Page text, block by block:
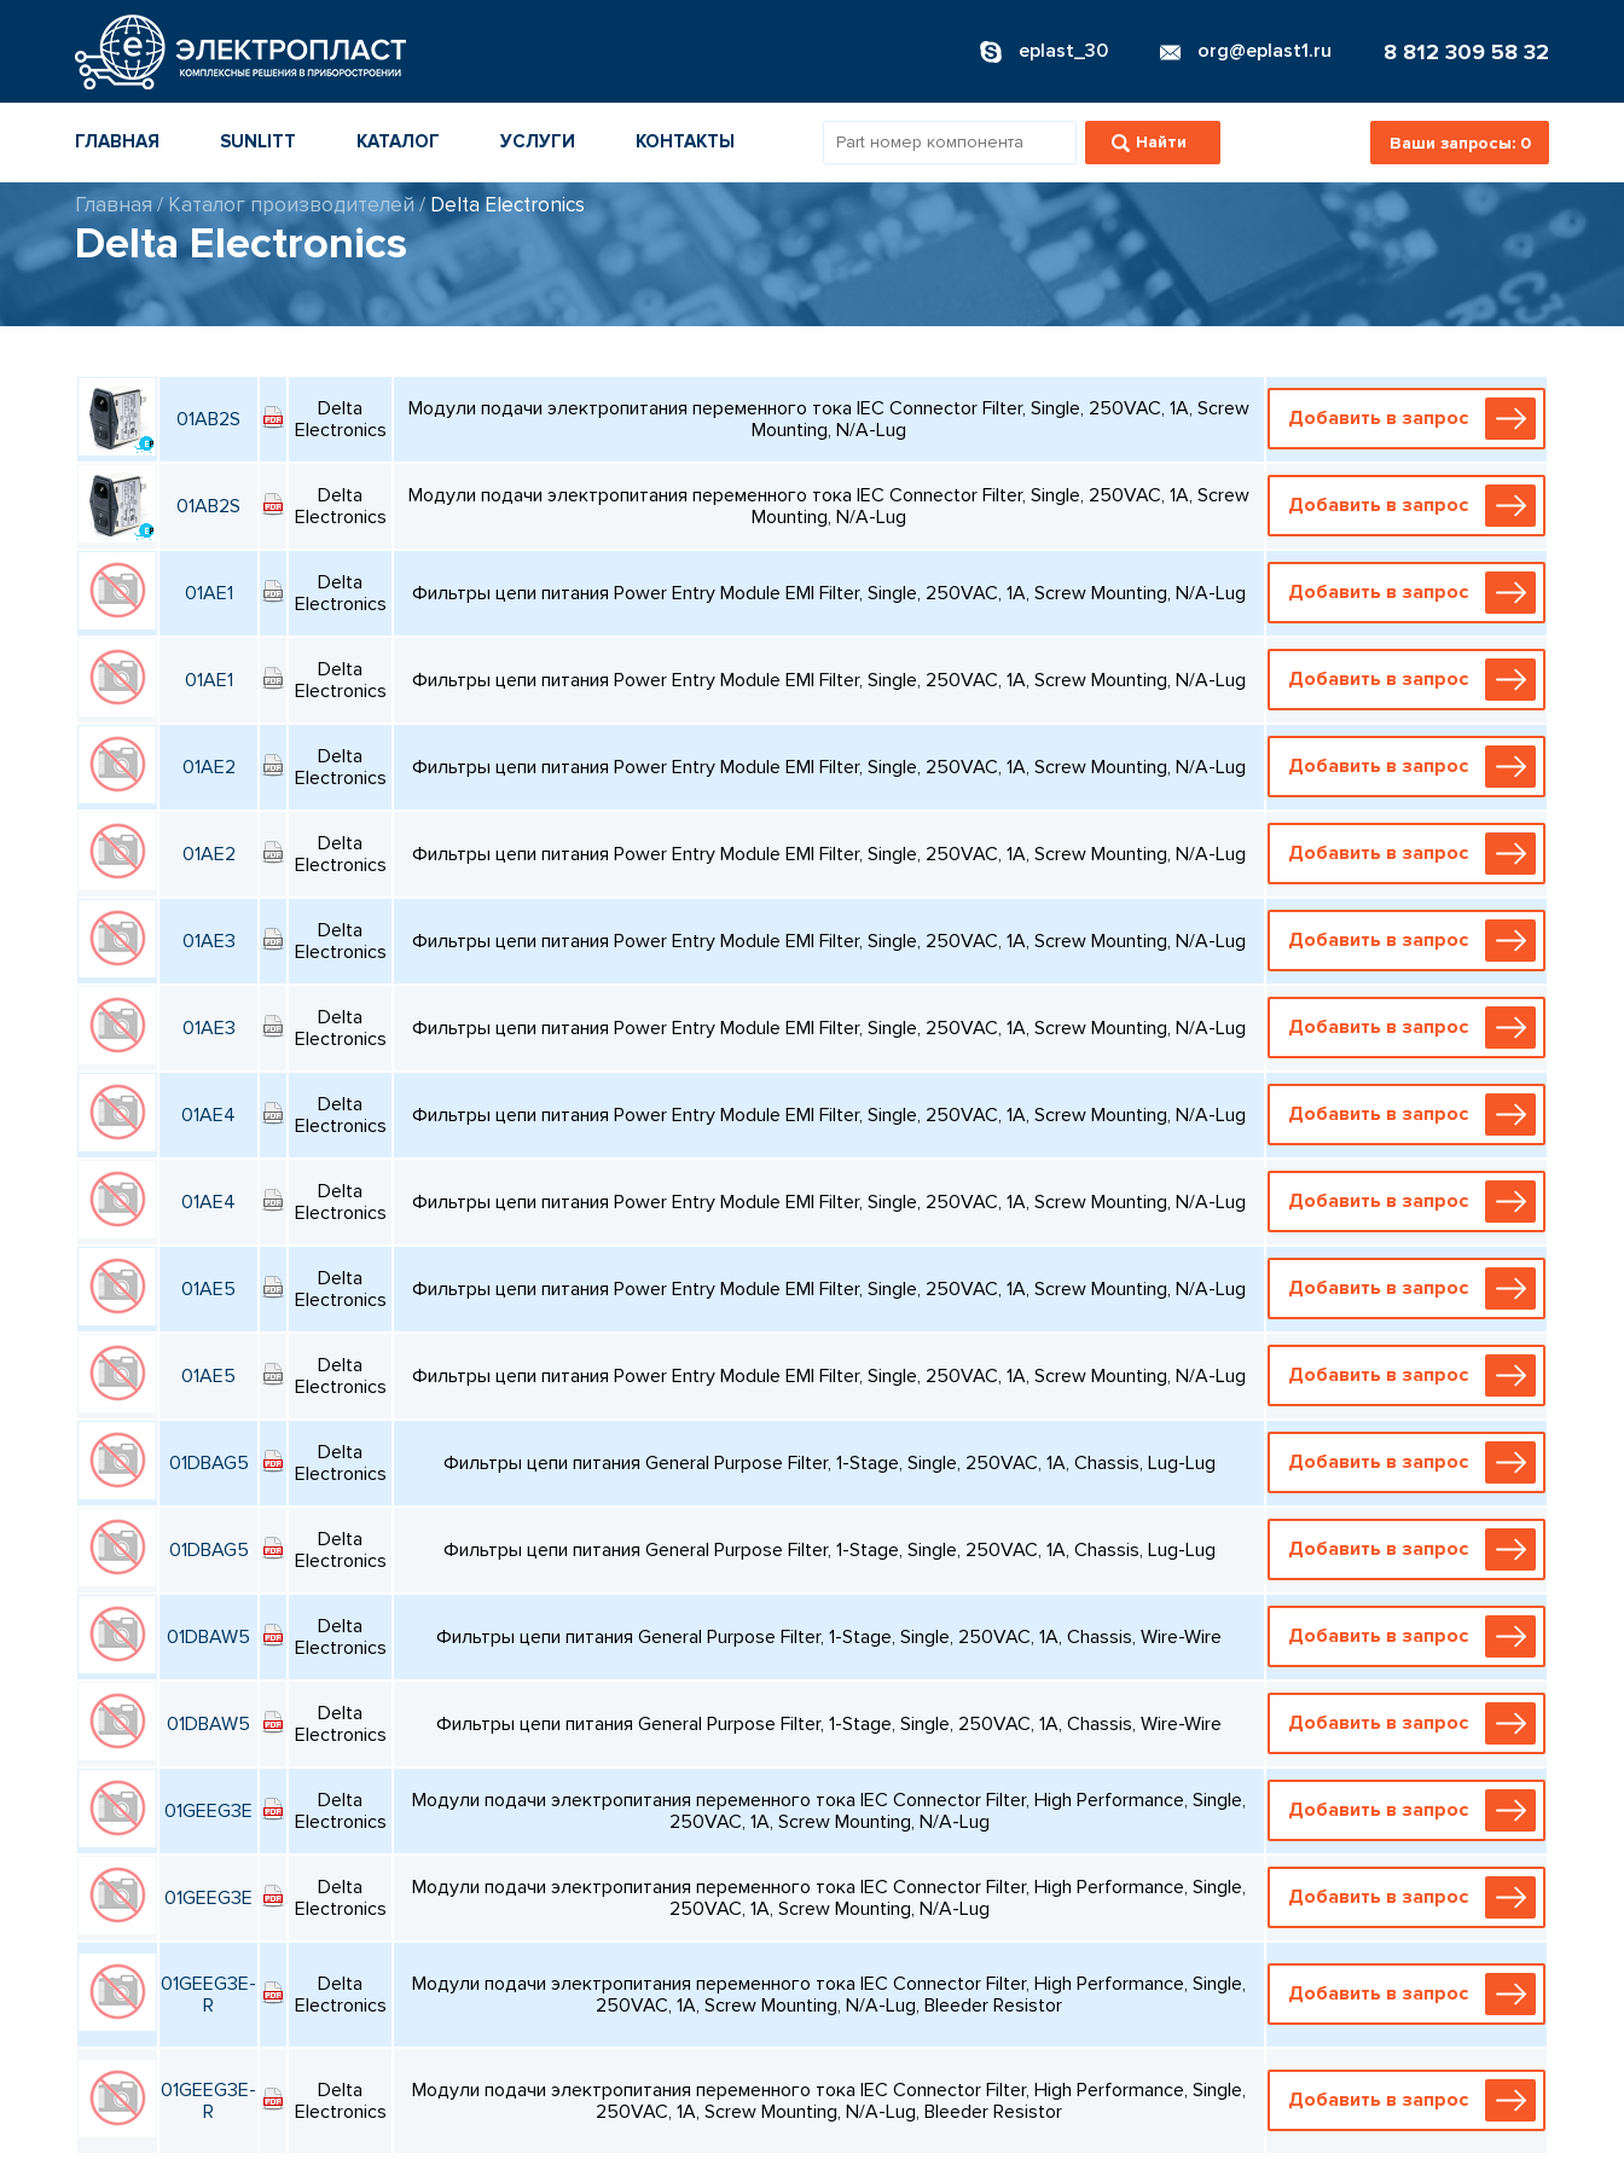
eplast_30 org@eplast1.ru 8 812 309 58 32
ГЛАВНАЯ SUNLITT
МНОГОСЛОЙНЫЕ
КЕРАМИЧЕСКИЕ ЧИП-
КОНДЕНСАТОРЫ
ПОВЕРХНОСТНОГО
И ТОНКОПЛЕНОЧНЫЕ
РЕЗИСТОРЫ ДЛЯ
ПОВЕРХНОСТНОГО
КАТАЛОГ
КАТАЛОГ
КОМПОНЕНТОВ
КАТАЛОГ ПРИБОРОВ
ИНСТРУМЕНТОВ
ПРОИЗВОДИТЕЛЕЙ
УСЛУГИ КОНТАКТЫ Ваши запросы: 0
Главная / Каталог производителей/ Delta Electronics
Delta Electronics
01AB2S
Delta
Electronics
Модули подачи электропитания переменного тока IEC Connector Filter, Single, 250VAC, 1A, Screw
Mounting, N/A-Lug
Добавить в запрос
01AB2S
Delta
Electronics
Модули подачи электропитания переменного тока IEC Connector Filter, Single, 250VAC, 1A, Screw
Mounting, N/A-Lug
Добавить в запрос
01AE1
Delta
Electronics
Фильтры цепи питания Power Entry Module EMI Filter, Single, 250VAC, 1A, Screw Mounting, N/A-Lug Добавить в запрос
01AE1
Delta
Electronics
Фильтры цепи питания Power Entry Module EMI Filter, Single, 250VAC, 1A, Screw Mounting, N/A-Lug Добавить в запрос
01AE2
Delta
Electronics
Фильтры цепи питания Power Entry Module EMI Filter, Single, 250VAC, 1A, Screw Mounting, N/A-Lug Добавить в запрос
01AE2
Delta
Electronics
Фильтры цепи питания Power Entry Module EMI Filter, Single, 250VAC, 1A, Screw Mounting, N/A-Lug Добавить в запрос
01AE3
Delta
Electronics
Фильтры цепи питания Power Entry Module EMI Filter, Single, 250VAC, 1A, Screw Mounting, N/A-Lug Добавить в запрос
01AE3
Delta
Electronics
Фильтры цепи питания Power Entry Module EMI Filter, Single, 250VAC, 1A, Screw Mounting, N/A-Lug Добавить в запрос
01AE4
Delta
Electronics
Фильтры цепи питания Power Entry Module EMI Filter, Single, 250VAC, 1A, Screw Mounting, N/A-Lug Добавить в запрос
01AE4
Delta
Electronics
Фильтры цепи питания Power Entry Module EMI Filter, Single, 250VAC, 1A, Screw Mounting, N/A-Lug Добавить в запрос
01AE5
Delta
Electronics
Фильтры цепи питания Power Entry Module EMI Filter, Single, 250VAC, 1A, Screw Mounting, N/A-Lug Добавить в запрос
01AE5
Delta
Electronics
Фильтры цепи питания Power Entry Module EMI Filter, Single, 250VAC, 1A, Screw Mounting, N/A-Lug Добавить в запрос
01DBAG5
Delta
Electronics
Фильтры цепи питания General Purpose Filter, 1-Stage, Single, 250VAC, 1A, Chassis, Lug-Lug Добавить в запрос
01DBAG5
Delta
Electronics
Фильтры цепи питания General Purpose Filter, 1-Stage, Single, 250VAC, 1A, Chassis, Lug-Lug Добавить в запрос
01DBAW5
Delta
Electronics
Фильтры цепи питания General Purpose Filter, 1-Stage, Single, 250VAC, 1A, Chassis, Wire-Wire Добавить в запрос
01DBAW5
Delta
Electronics
Фильтры цепи питания General Purpose Filter, 1-Stage, Single, 250VAC, 1A, Chassis, Wire-Wire Добавить в запрос
01GEEG3E
Delta
Electronics
Модули подачи электропитания переменного тока IEC Connector Filter, High Performance, Single,
250VAC, 1A, Screw Mounting, N/A-Lug
Добавить в запрос
01GEEG3E
Delta
Electronics
Модули подачи электропитания переменного тока IEC Connector Filter, High Performance, Single,
250VAC, 1A, Screw Mounting, N/A-Lug
Добавить в запрос
01GEEG3E-
R
Delta
Electronics
Модули подачи электропитания переменного тока IEC Connector Filter, High Performance, Single,
250VAC, 1A, Screw Mounting, N/A-Lug, Bleeder Resistor
Добавить в запрос
01GEEG3E-
R
Delta
Electronics
Модули подачи электропитания переменного тока IEC Connector Filter, High Performance, Single,
250VAC, 1A, Screw Mounting, N/A-Lug, Bleeder Resistor
Добавить в запрос